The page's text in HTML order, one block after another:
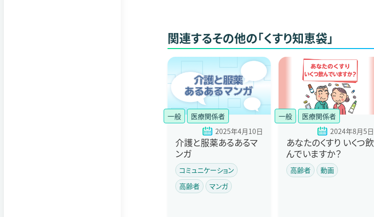
関連するその他の「くすり知恵袋」
一般
医療関係者
2025年4月10日
介護と服薬あるあるマ
ンガ
コミュニケーション
高齢者
マンガ
一般
医療関係者
2024年8月5日
あなたのくすり いくつ飲
んでいますか？
高齢者 動画